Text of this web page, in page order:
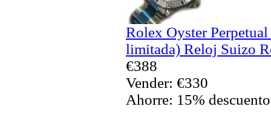
Rolex Oyster
limitada) Reloj Suizo
€388
Vender: €330
Ahorre: 15% descuento